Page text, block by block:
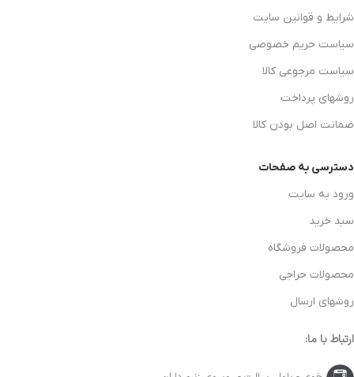
شرایط و قوانین سایت
سیاست حریم خصوصی
سیاست مرجوعی کالا
روشهای پرداخت
ضمانت اصل بودن کالا
دسترسی به صفحات
ورود به سایت
سبد خرید
محصولات فروشگاه
محصولات حراجی
روشهای ارسال
ارتباط با ما: